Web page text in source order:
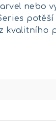
kvalitního